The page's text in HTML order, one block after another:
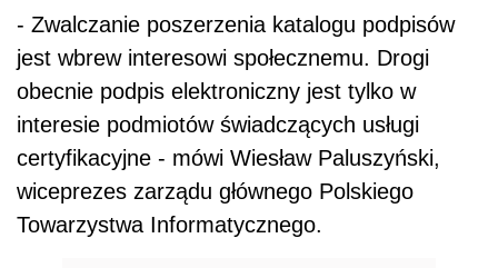
- Zwalczanie poszerzenia katalogu podpisów
jest wbrew interesowi społecznemu. Drogi
obecnie podpis elektroniczny jest tylko w
interesie podmiotów świadczących usługi
certyfikacyjne - mówi Wiesław Paluszyński,
wiceprezes zarządu głównego Polskiego
Towarzystwa Informatycznego.